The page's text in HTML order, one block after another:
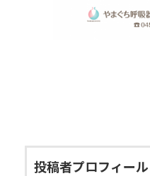
投稿者プロフィール